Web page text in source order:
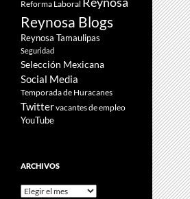
Reforma Laboral
Reynosa Blogs
Reynosa Tamaulipas
Seguridad
Selección Mexicana
Social Media
Temporada de Huracanes
Twittervacantes de empleo
YouTube
ARCHIVOS
Archivos